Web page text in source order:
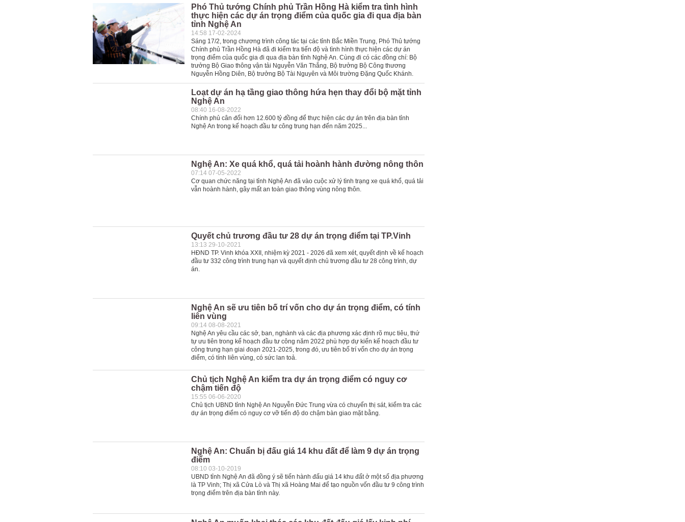
Phó Thủ tướng Chính phủ Trần Hồng Hà kiểm tra tình hình
thực hiện các dự án trọng điểm của quốc gia đi qua địa bàn
tỉnh Nghệ An
14:58 17-02-2024
Sáng 17/2, trong chương trình công tác tại các tỉnh Bắc Miền Trung, Phó Thủ tướng
Chính phủ Trần Hồng Hà đã đi kiểm tra tiến độ và tình hình thực hiện các dự án
trọng điểm của quốc gia đi qua địa bàn tỉnh Nghệ An. Cùng đi có các đồng chí: Bộ
trưởng Bộ Giao thông vận tải Nguyễn Văn Thắng, Bộ trưởng Bộ Công thương
Nguyễn Hồng Diên, Bộ trưởng Bộ Tài Nguyên và Môi trường Đặng Quốc Khánh.
Loạt dự án hạ tầng giao thông hứa hẹn thay đổi bộ mặt tỉnh
Nghệ An
08:40 16-08-2022
Chính phủ cân đối hơn 12.600 tỷ đồng để thực hiện các dự án trên địa bàn tỉnh
Nghệ An trong kế hoạch đầu tư công trung hạn đến năm 2025...
Nghệ An: Xe quá khổ, quá tải hoành hành đường nông thôn
07:14 07-05-2022
Cơ quan chức năng tại tỉnh Nghệ An đã vào cuộc xử lý tình trạng xe quá khổ, quá tải
vẫn hoành hành, gây mất an toàn giao thông vùng nông thôn.
Quyết chủ trương đầu tư 28 dự án trọng điểm tại TP.Vinh
13:13 29-10-2021
HĐND TP. Vinh khóa XXII, nhiệm kỳ 2021 - 2026 đã xem xét, quyết định về kế hoạch
đầu tư 332 công trình trung hạn và quyết định chủ trương đầu tư 28 công trình, dự
án.
Nghệ An sẽ ưu tiên bố trí vốn cho dự án trọng điểm, có tính
liên vùng
09:14 08-08-2021
Nghệ An yêu cầu các sở, ban, nghành và các địa phương xác định rõ mục tiêu, thứ
tự ưu tiên trong kế hoạch đầu tư công năm 2022 phù hợp dự kiến kế hoạch đầu tư
công trung hạn giai đoạn 2021-2025, trong đó, ưu tiên bố trí vốn cho dự án trọng
điểm, có tính liên vùng, có sức lan toả.
Chủ tịch Nghệ An kiểm tra dự án trọng điểm có nguy cơ
chậm tiến độ
15:55 06-06-2020
Chủ tịch UBND tỉnh Nghệ An Nguyễn Đức Trung vừa có chuyển thị sát, kiểm tra các
dự án trọng điểm có nguy cơ vỡ tiến độ do chậm bàn giao mặt bằng.
Nghệ An: Chuẩn bị đấu giá 14 khu đất để làm 9 dự án trọng
điểm
08:10 03-10-2019
UBND tỉnh Nghệ An đã đồng ý sẽ tiến hành đấu giá 14 khu đất ở một số địa phương
là TP Vinh; Thị xã Cửa Lò và Thị xã Hoàng Mai để tạo nguồn vốn đầu tư 9 công trình
trọng điểm trên địa bàn tỉnh này.